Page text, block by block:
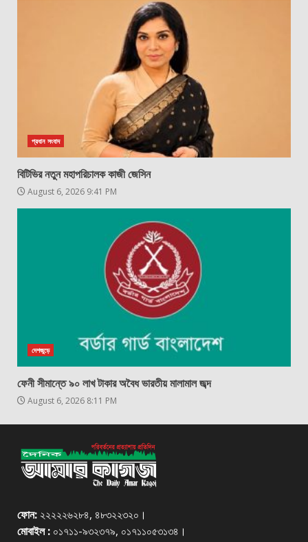
প্রধান সংবাদ
বিটিভির নতুন মহাপরিচালক কাজী জেসিন
August 6, 2026 9:41 PM
দেশজুড়ে
ফেনী সীমান্তে ৯০ লাখ টাকার অবৈধ ভারতীয় মালামাল জব্দ
August 6, 2026 8:11 PM
ফোন: ২২২২২৬২৮৪, ৪৮৩২২৩২০।
মোবাইল : ০১৭১১-৯৩২৩৭৯, ০১৭১১০৫৩১৩৪।